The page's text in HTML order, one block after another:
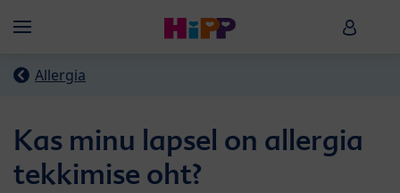
Menü HiPP
Allergia
Kas minu lapsel on allergia
tekkimise oht?